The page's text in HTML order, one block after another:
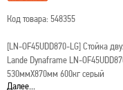
Код товара: 548355
[LN-OF45UDD870-LG]Стойка
Lande Dynaframe LN-
530ммX870мм 600кг серый
Далее...